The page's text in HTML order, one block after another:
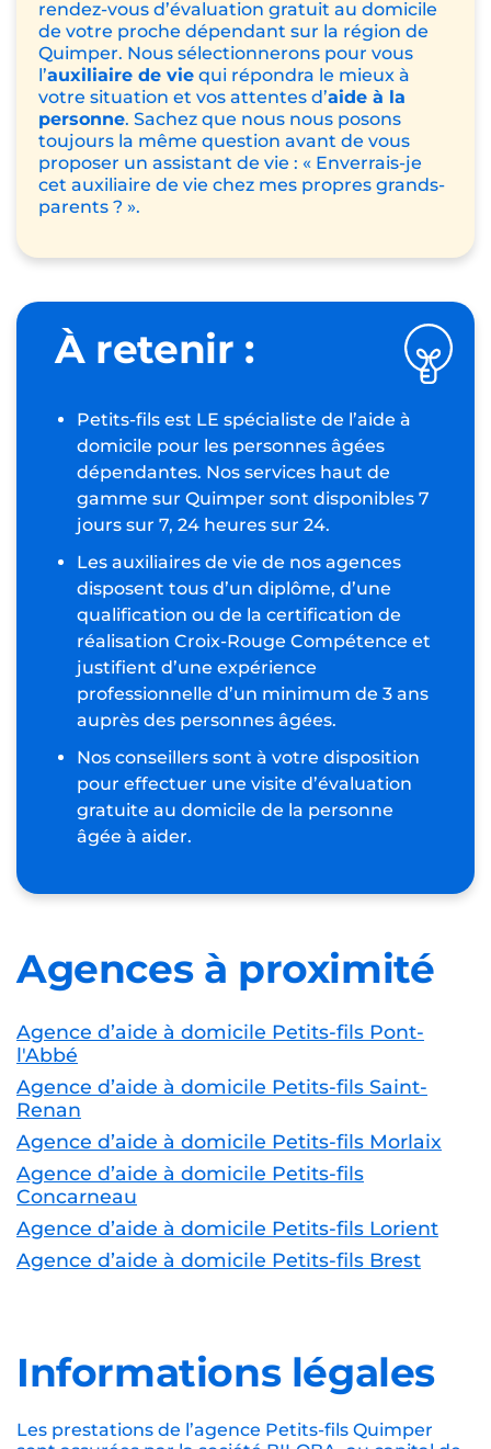
rendez-vous d’évaluation gratuit au domicile
de votre proche dépendant sur la région de
Quimper. Nous sélectionnerons pour vous
l’auxiliaire de vie qui répondra le mieux à
votre situation et vos attentes d’aide à la
personne. Sachez que nous nous posons
toujours la même question avant de vous
proposer un assistant de vie : « Enverrais-je
cet auxiliaire de vie chez mes propres grands-
parents ? ».
À retenir :
Petits-fils est LE spécialiste de l’aide à
domicile pour les personnes âgées
dépendantes. Nos services haut de
gamme sur Quimper sont disponibles 7
jours sur 7, 24 heures sur 24.
Les auxiliaires de vie de nos agences
disposent tous d’un diplôme, d’une
qualification ou de la certification de
réalisation Croix-Rouge Compétence et
justifient d’une expérience
professionnelle d’un minimum de 3 ans
auprès des personnes âgées.
Nos conseillers sont à votre disposition
pour effectuer une visite d’évaluation
gratuite au domicile de la personne
âgée à aider.
Agences à proximité
Agence d’aide à domicile Petits-fils Pont-
l'Abbé
Agence d’aide à domicile Petits-fils Saint-
Renan
Agence d’aide à domicile Petits-fils Morlaix
Agence d’aide à domicile Petits-fils
Concarneau
Agence d’aide à domicile Petits-fils Lorient
Agence d’aide à domicile Petits-fils Brest
Informations légales
Les prestations de l’agence Petits-fils Quimper